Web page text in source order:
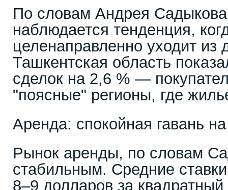
По словам Андрея
наблюдается тенденция,
целенаправленно уходит из
Ташкентская область
сделок на 2,6 % —
"поясные" регионы, где
Аренда: спокойная гавань
Рынок аренды, по словам
стабильным. Средние
8–9 долларов за